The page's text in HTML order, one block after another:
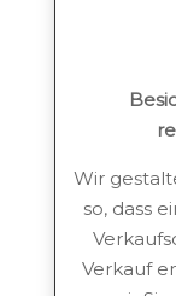
Wir
so, dass
Verkauf